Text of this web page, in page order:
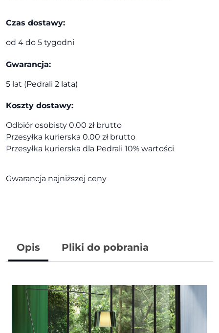
Czas dostawy:
od 4 do 5 tygodni
Gwarancja:
5 lat (Pedrali 2 lata)
Koszty dostawy:
Odbiór osobisty 0.00 zł brutto
Przesyłka kurierska 0.00 zł brutto
Przesyłka kurierska dla Pedrali 10% wartości
Gwarancja najniższej ceny
Opis Pliki do pobrania